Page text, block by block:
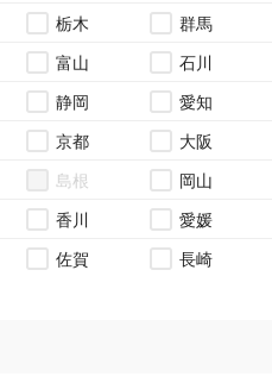
栃木 群馬
富山 石川
静岡 愛知
京都 大阪
島根 岡山
香川 愛媛
佐賀 長崎